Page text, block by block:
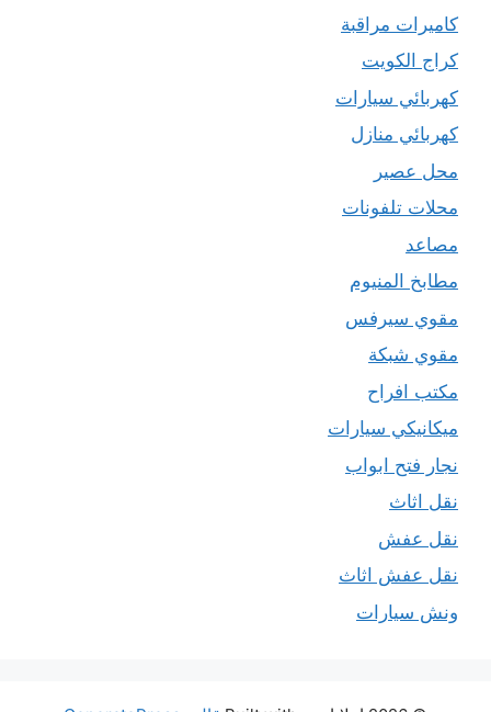
كاميرات مراقبة
كراج الكويت
كهربائي سيارات
كهربائي منازل
محل عصير
محلات تلفونات
مصاعد
مطابخ المنيوم
مقوي سيرفس
مقوي شبكة
مكتب افراح
ميكانيكي سيارات
نجار فتح ابواب
نقل اثاث
نقل عفش
نقل عفش اثاث
ونش سيارات